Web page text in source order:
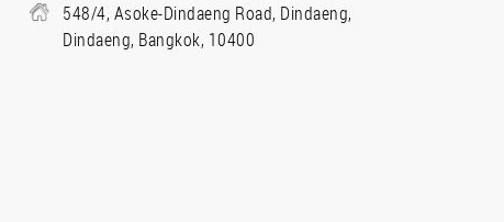
548/4, Asoke-Dindaeng Road, Dindaeng,
Dindaeng, Bangkok, 10400